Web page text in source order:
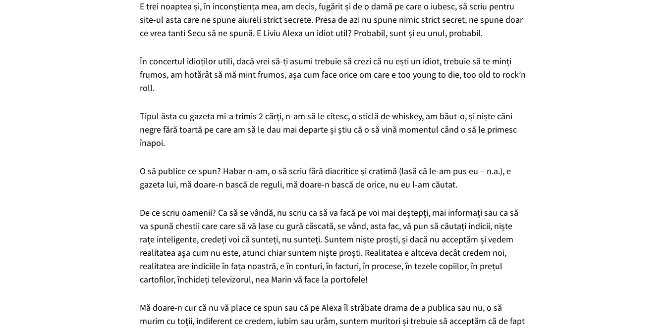
E trei noaptea și, în inconștiența mea, am decis, fugărit și de o damă pe care o iubesc, să scriu pentru
site-ul asta care ne spune aiureli strict secrete. Presa de azi nu spune nimic strict secret, ne spune doar
ce vrea tanti Secu să ne spună. E Liviu Alexa un idiot util? Probabil, sunt și eu unul, probabil.
În concertul idioților utili, dacă vrei să-ți asumi trebuie să crezi că nu ești un idiot, trebuie să te minți
frumos, am hotărât să mă mint frumos, așa cum face orice om care e too young to die, too old to rock’n
roll.
Tipul ăsta cu gazeta mi-a trimis 2 cărți, n-am să le citesc, o sticlă de whiskey, am băut-o, și niște căni
negre fără toartă pe care am să le dau mai departe și știu că o să vină momentul când o să le primesc
înapoi.
O să publice ce spun? Habar n-am, o să scriu fără diacritice și cratimă (lasă că le-am pus eu – n.a.), e
gazeta lui, mă doare-n bască de reguli, mă doare-n bască de orice, nu eu l-am căutat.
De ce scriu oamenii? Ca să se vândă, nu scriu ca să va facă pe voi mai deștepți, mai informați sau ca să
va spună chestii care care să vă lase cu gură căscată, se vând, asta fac, vă pun să căutați indicii, niște
rațe inteligente, credeți voi că sunteți, nu sunteți. Suntem niște proști, și dacă nu acceptăm și vedem
realitatea așa cum nu este, atunci chiar suntem niște proști. Realitatea e altceva decât credem noi,
realitatea are indiciile în fața noastră, e în conturi, în facturi, în procese, în tezele copiilor, în prețul
cartofilor, închideți televizorul, nea Marin vă face la portofele!
Mă doare-n cur că nu vă place ce spun sau că pe Alexa îl străbate drama de a publica sau nu, o să
murim cu toții, indiferent ce credem, iubim sau urâm, suntem muritori și trebuie să acceptăm că de fapt